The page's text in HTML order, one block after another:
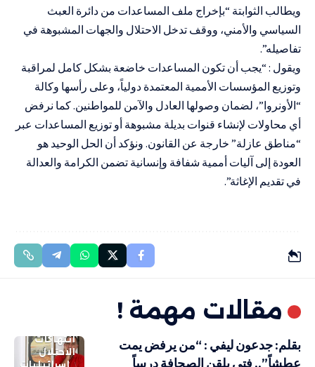
ويطالب الثوابتة “بإخراج ملف المساعدات من دائرة العبث
السياسي والأمني، ووقف تدخل الاحتلال والجهات المشبوهة في
تفاصيله”.
ويقول : “يجب أن تكون المساعدات خاضعة بشكل كامل لمراقبة
وتوزيع المؤسسات الأممية المعتمدة دولياً، وعلى رأسها وكالة
“الأونروا”، لضمان وصولها العادل والآمن للمواطنين. كما نرفض
أي محاولات لإنشاء قنوات بديلة مشبوهة أو توزيع المساعدات عبر
“مناطق عازلة” خارجة عن القانون. ونؤكد أن الحل الوحيد هو
العودة إلى آليات أممية شفافة وإنسانية تضمن الكرامة والعدالة
في تقديم الإغاثة”.
مقالات مهمة !
انتهاكات
الاحتلال
إسرائيليات
بقلم: جدعون ليفي : “من يرفض يمت
عطشاً”.. فتى يلقن الصحافة درساً